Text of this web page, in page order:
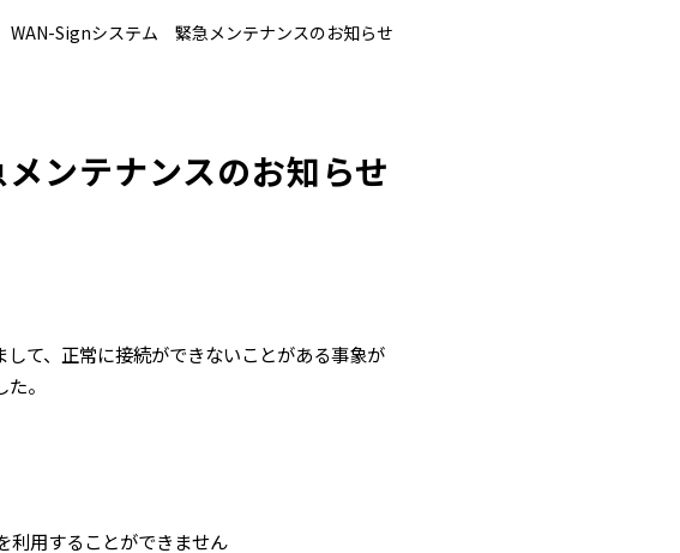
WAN-Signシステム 緊急メンテナンスのお知らせ
ンテナンスのお知らせ
て、正常に接続ができないことがある事象が
。
用することができません